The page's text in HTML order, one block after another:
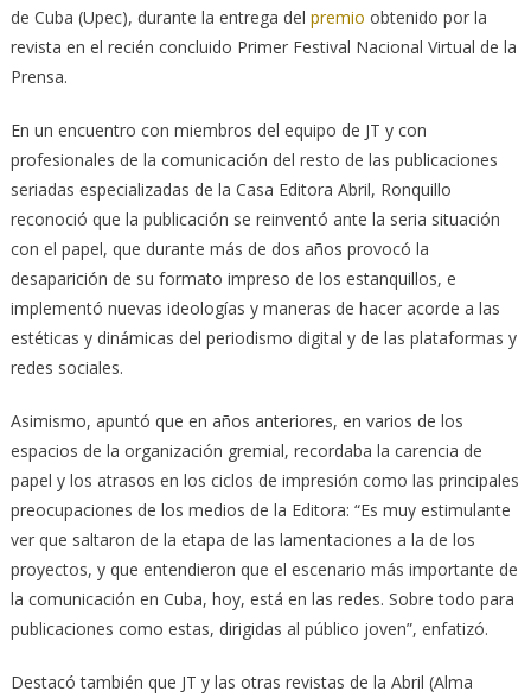
de Cuba (Upec), durante la entrega del premio obtenido por la
revista en el recién concluido Primer Festival Nacional Virtual de la
Prensa.
En un encuentro con miembros del equipo de JT y con
profesionales de la comunicación del resto de las publicaciones
seriadas especializadas de la Casa Editora Abril, Ronquillo
reconoció que la publicación se reinventó ante la seria situación
con el papel, que durante más de dos años provocó la
desaparición de su formato impreso de los estanquillos, e
implementó nuevas ideologías y maneras de hacer acorde a las
estéticas y dinámicas del periodismo digital y de las plataformas y
redes sociales.
Asimismo, apuntó que en años anteriores, en varios de los
espacios de la organización gremial, recordaba la carencia de
papel y los atrasos en los ciclos de impresión como las principales
preocupaciones de los medios de la Editora: “Es muy estimulante
ver que saltaron de la etapa de las lamentaciones a la de los
proyectos, y que entendieron que el escenario más importante de
la comunicación en Cuba, hoy, está en las redes. Sobre todo para
publicaciones como estas, dirigidas al público joven”, enfatizó.
Destacó también que JT y las otras revistas de la Abril (Alma